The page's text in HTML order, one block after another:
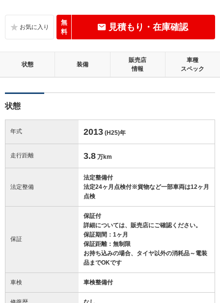
無
料
見積もり・在庫確認
状態 装備
販売店
情報
車種
スペック
状態
年式 2013 (H25)年
走行距離 3.8 万km
法定整備
法定整備付
法定24ヶ月点検付※貨物など一部車両は12ヶ月
点検
保証
保証付
詳細については、販売店にご確認ください。
保証期間：1ヶ月
保証距離：無制限
お持ち込みの場合、タイヤ以外の消耗品～電装
品までOKです
車検 車検整備付